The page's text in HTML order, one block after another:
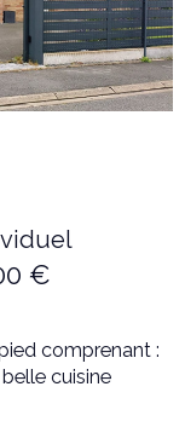
€
comprenant :
cuisine